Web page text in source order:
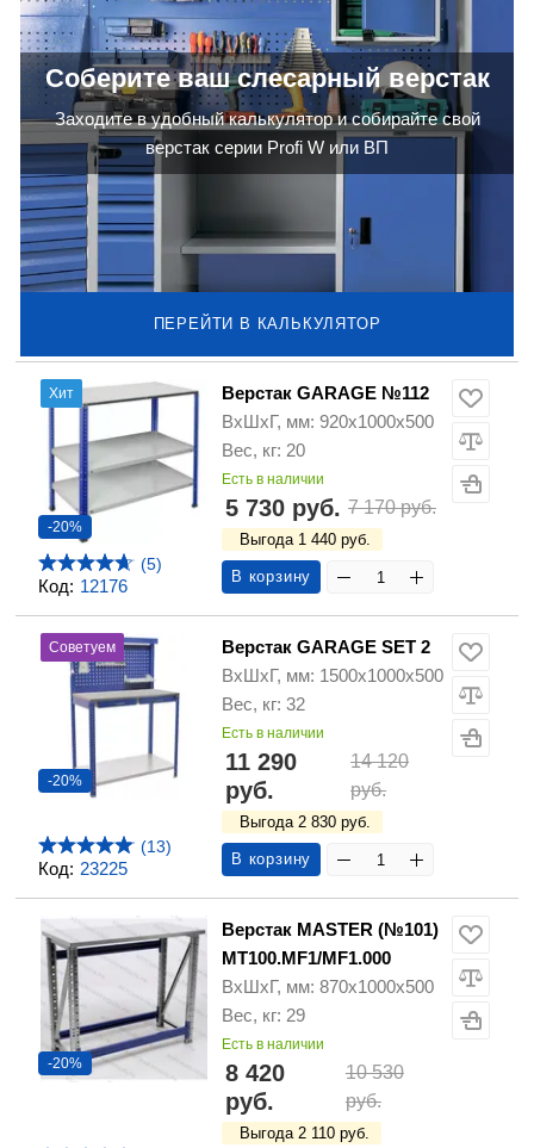
Соберите ваш слесарный верстак
Заходите в удобный калькулятор и собирайте свой
верстак серии Profi W или ВП
ПЕРЕЙТИ В КАЛЬКУЛЯТОР
Код: 12176
Хит
-20%
(5)
Верстак GARAGE №112
ВхШхГ, мм: 920х1000х500
Вес, кг: 20
Есть в наличии
5 730 руб. 7 170 руб.
Выгода 1 440 руб.
В корзину
Код: 23225
Советуем
-20%
(13)
Верстак GARAGE SET 2
ВхШхГ, мм: 1500х1000х500
Вес, кг: 32
Есть в наличии
11 290
руб.
14 120
руб.
Выгода 2 830 руб.
В корзину
-20%
Верстак MASTER (№101)
MT100.MF1/MF1.000
ВхШхГ, мм: 870х1000х500
Вес, кг: 29
Есть в наличии
8 420
руб.
10 530
руб.
Выгода 2 110 руб.